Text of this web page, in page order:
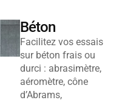
Béton
Facilitez vos essais
sur béton frais ou
durci : abrasimètre,
aéromètre, cône
d’Abrams,